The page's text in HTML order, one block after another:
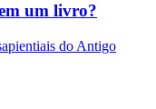
um livro?
do Antigo